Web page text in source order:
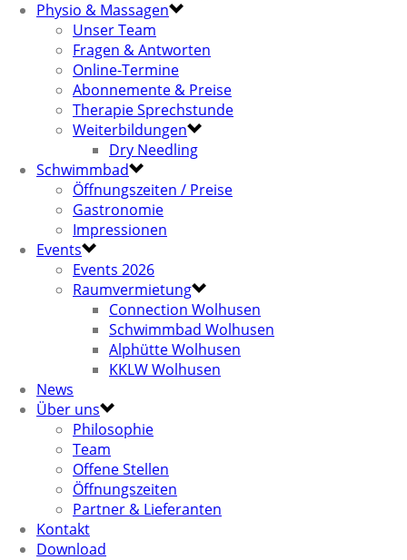
Physio & Massagen
Unser Team
Fragen & Antworten
Online-Termine
Abonnemente & Preise
Therapie Sprechstunde
Weiterbildungen
Dry Needling
Schwimmbad
Öffnungszeiten / Preise
Gastronomie
Impressionen
Events
Events 2026
Raumvermietung
Connection Wolhusen
Schwimmbad Wolhusen
Alphütte Wolhusen
KKLW Wolhusen
News
Über uns
Philosophie
Team
Offene Stellen
Öffnungszeiten
Partner & Lieferanten
Kontakt
Download